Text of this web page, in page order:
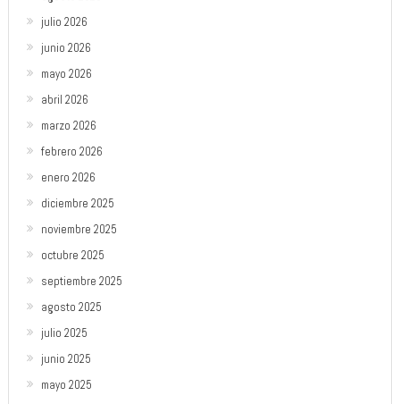
julio 2026
junio 2026
mayo 2026
abril 2026
marzo 2026
febrero 2026
enero 2026
diciembre 2025
noviembre 2025
octubre 2025
septiembre 2025
agosto 2025
julio 2025
junio 2025
mayo 2025